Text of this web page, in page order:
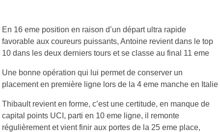
En 16 eme position en raison d’un départ ultra rapide
favorable aux coureurs puissants, Antoine revient dans le top
10 dans les deux derniers tours et se classe au final 11 eme
Une bonne opération qui lui permet de conserver un
placement en première ligne lors de la 4 eme manche en Italie
Thibault revient en forme, c’est une certitude, en manque de
capital points UCI, parti en 10 eme ligne, il remonte
régulièrement et vient finir aux portes de la 25 eme place,